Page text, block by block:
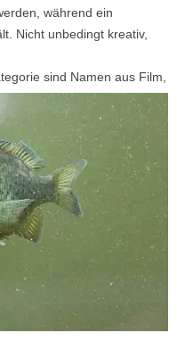
während ein
Nicht unbedingt kreativ,
sind Namen aus Film,